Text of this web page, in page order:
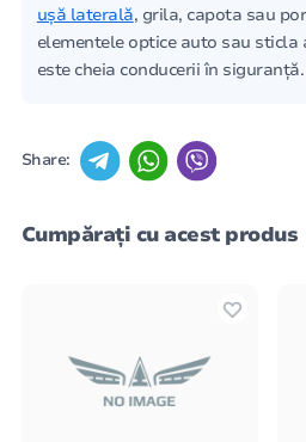
ușă laterală, grila, capota sau
elementele optice auto sau sticla
este cheia conducerii în siguranță.
Share:
Cumpărați cu acest produs